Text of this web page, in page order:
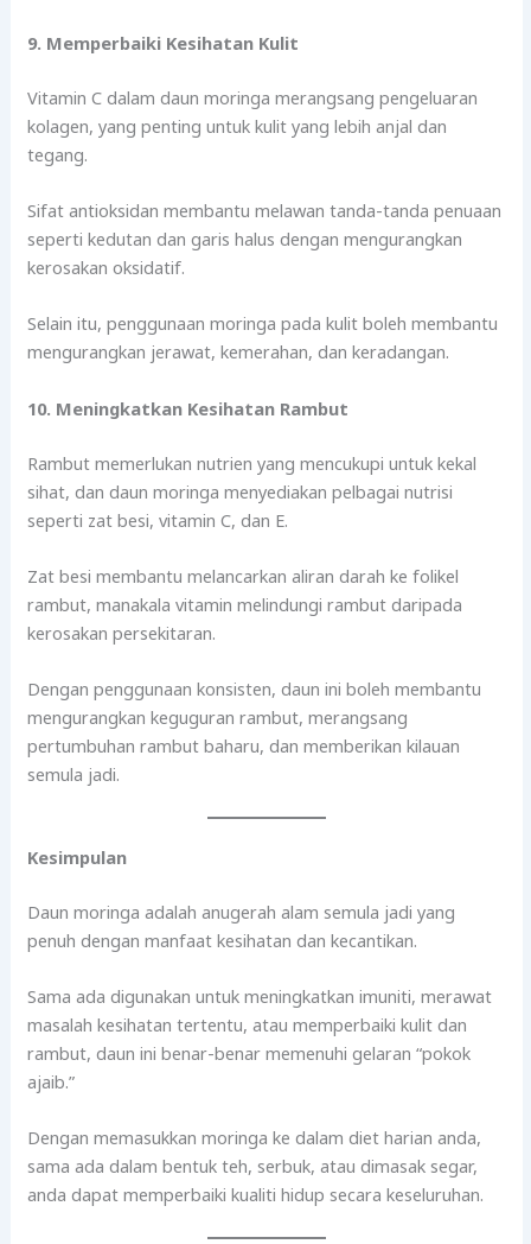
9. Memperbaiki Kesihatan Kulit
Vitamin C dalam daun moringa merangsang pengeluaran
kolagen, yang penting untuk kulit yang lebih anjal dan
tegang.
Sifat antioksidan membantu melawan tanda-tanda penuaan
seperti kedutan dan garis halus dengan mengurangkan
kerosakan oksidatif.
Selain itu, penggunaan moringa pada kulit boleh membantu
mengurangkan jerawat, kemerahan, dan keradangan.
10. Meningkatkan Kesihatan Rambut
Rambut memerlukan nutrien yang mencukupi untuk kekal
sihat, dan daun moringa menyediakan pelbagai nutrisi
seperti zat besi, vitamin C, dan E.
Zat besi membantu melancarkan aliran darah ke folikel
rambut, manakala vitamin melindungi rambut daripada
kerosakan persekitaran.
Dengan penggunaan konsisten, daun ini boleh membantu
mengurangkan keguguran rambut, merangsang
pertumbuhan rambut baharu, dan memberikan kilauan
semula jadi.
Kesimpulan
Daun moringa adalah anugerah alam semula jadi yang
penuh dengan manfaat kesihatan dan kecantikan.
Sama ada digunakan untuk meningkatkan imuniti, merawat
masalah kesihatan tertentu, atau memperbaiki kulit dan
rambut, daun ini benar-benar memenuhi gelaran “pokok
ajaib.”
Dengan memasukkan moringa ke dalam diet harian anda,
sama ada dalam bentuk teh, serbuk, atau dimasak segar,
anda dapat memperbaiki kualiti hidup secara keseluruhan.